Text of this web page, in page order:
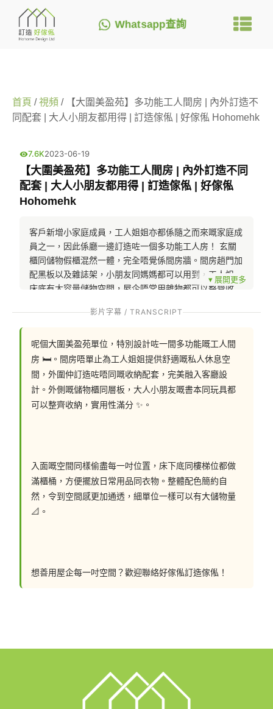
Whatsapp查詢
首頁 /視頻 / 【大圍美盈苑】多功能工人間房 | 內外訂造不
同配套 | 大人小朋友都用得 | 訂造傢俬 | 好傢俬 Hohomehk
7.6K2023-06-19
【大圍美盈苑】多功能工人間房 | 內外訂造不同
配套 | 大人小朋友都用得 | 訂造傢俬 | 好傢俬
Hohomehk
客戶新增小家庭成員，工人姐姐亦都係隨之而來嘅家庭成
員之一，因此係廳一邊訂造咗一個多功能工人房！ 玄關
櫃同儲物假櫃混然一體，完全唔覺係間房牆。間房趟門加
配黑板以及雜誌架，小朋友同媽媽都可以用到，工人姐姐
床底有大容量儲物空間，屋企唔常用雜物都可以整齊收
去整體感更強。想訂造自己獨一無二嘅工人間房，來同設
聯絡我們:
💬Facebook: https://facebook.com/hohomehk
影片字幕 / TRANSCRIPT
呢個大圍美盈苑單位，特別設計咗一間多功能嘅工人間
房 🛏️。間房唔單止為工人姐姐提供舒適嘅私人休息空
間，外圍仲訂造咗唔同嘅收納配套，完美融入客廳設
計。外側嘅儲物櫃同層板，大人小朋友嘅書本同玩具都
可以整齊收納，實用性滿分 ✨。
入面嘅空間同樣偷盡每一吋位置，床下底同樓梯位都做
滿櫃桶，方便擺放日常用品同衣物。整體配色簡約自
然，令到空間感更加通透，細單位一樣可以有大儲物量
📐。
想善用屋企每一吋空間？歡迎聯絡好傢俬訂造傢俬！